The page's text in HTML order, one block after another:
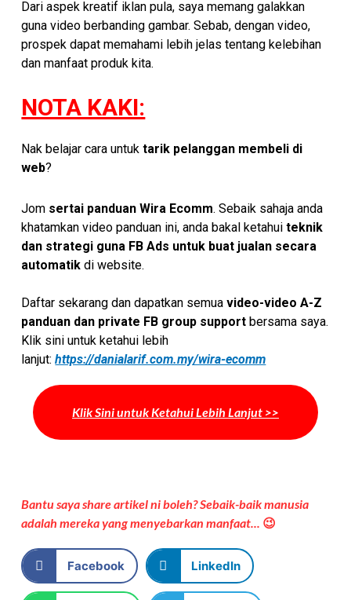
Dari aspek kreatif iklan pula, saya memang galakkan
guna video berbanding gambar. Sebab, dengan video,
prospek dapat memahami lebih jelas tentang kelebihan
dan manfaat produk kita.
NOTA KAKI:
Nak belajar cara untuktarik pelanggan membeli di
web?
Jom sertai panduan Wira Ecomm. Sebaik sahaja anda
khatamkan video panduan ini, anda bakal ketahuiteknik
dan strategi guna FB Ads untuk buat jualan secara
automatikdi website.
Daftar sekarang dan dapatkan semuavideo-video A-Z
panduan dan private FB group support bersama saya.
Klik sini untuk ketahui lebih
lanjut:https://danialarif.com.my/wira-ecomm
Klik Sini untuk Ketahui Lebih Lanjut >>
Bantu saya share artikel ni boleh? Sebaik-baik manusia
adalah mereka yang menyebarkan manfaat... 😉
Facebook LinkedIn